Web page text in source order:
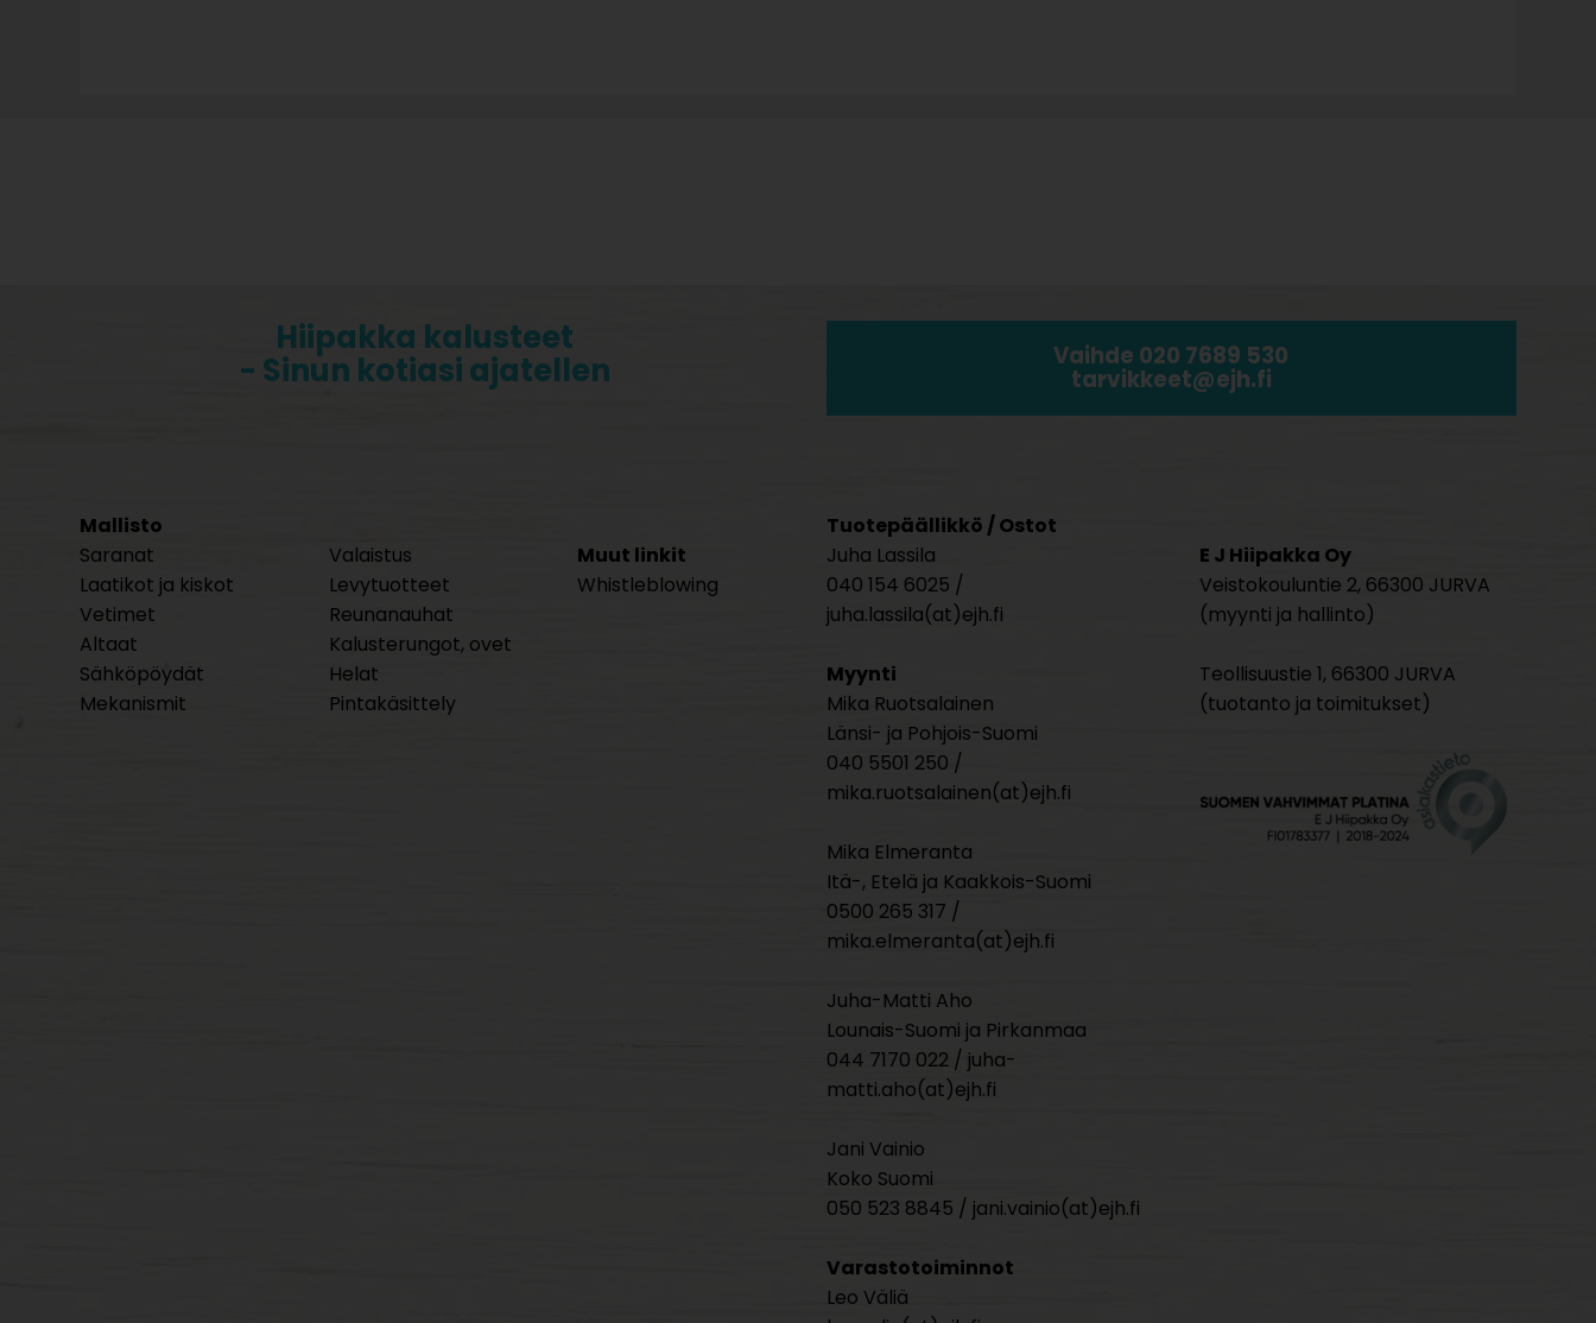
Hiipakka kalusteet
- Sinun kotiasi ajatellen
Vaihde 020 7689 530
tarvikkeet@ejh.fi
Mallisto
Saranat
Laatikot ja kiskot
Vetimet
Altaat
Sähköpöydät
Mekanismit
Valaistus
Levytuotteet
Reunanauhat
Kalusterungot, ovet
Helat
Pintakäsittely
Muut linkit
Whistleblowing
Tuotepäällikkö / Ostot
Juha Lassila
040 154 6025 /
juha.lassila(at)ejh.fi
Myynti
Mika Ruotsalainen
Länsi- ja Pohjois-Suomi
040 5501 250 /
mika.ruotsalainen(at)ejh.fi
Mika Elmeranta
Itä-, Etelä ja Kaakkois-Suomi
0500 265 317 /
mika.elmeranta(at)ejh.fi
Juha-Matti Aho
Lounais-Suomi ja Pirkanmaa
044 7170 022 / juha-
matti.aho(at)ejh.fi
Jani Vainio
Koko Suomi
050 523 8845 / jani.vainio(at)ejh.fi
Varastotoiminnot
Leo Väliä
E J Hiipakka Oy
Veistokouluntie 2, 66300 JURVA
(myynti ja hallinto)
Teollisuustie 1, 66300 JURVA
(tuotanto ja toimitukset)